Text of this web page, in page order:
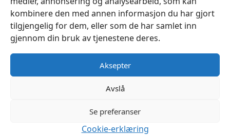
kombinere den med annen informasjon du har gjort
tilgjengelig for dem, eller som de har samlet inn
gjennom din bruk av tjenestene deres.
Aksepter
Avslå
Se preferanser
Cookie-erklæring
Legg I Handlekurv